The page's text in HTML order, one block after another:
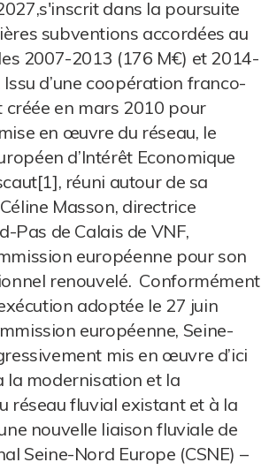
dans la poursuite
subventions accordées au
2007-2013 (176 M€) et 2014-
d’une coopération franco-
créée en mars 2010 pour
en œuvre du réseau, le
d’Intérêt Economique
réuni autour de sa
Masson, directrice
Pas de Calais de VNF,
européenne pour son
renouvelé. Conformément
adoptée le 27 juin
européenne, Seine-
mis en œuvre d’ici
la modernisation et la
réseau fluvial existant et à la
nouvelle liaison fluviale de
Seine-Nord Europe (CSNE) –